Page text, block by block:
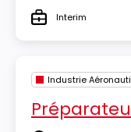
TypeInterim
Industrie